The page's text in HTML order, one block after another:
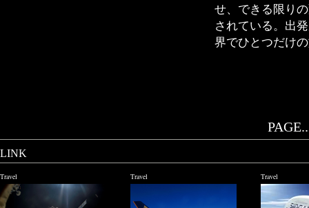
せ、できる限り
されている。出
界でひとつだけ
LINK
Travel Travel Travel